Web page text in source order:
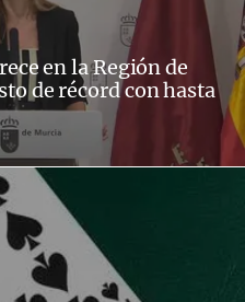
en la Región de
de récord con hasta